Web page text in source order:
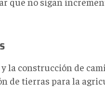
la construcción de
de tierras para la